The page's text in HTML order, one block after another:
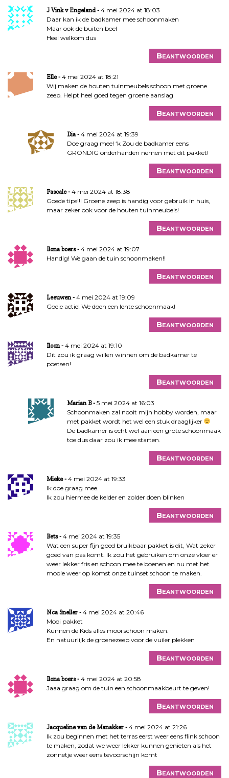
J Vink v Engeland
4 mei 2024 at 18:03
Daar kan ik de badkamer mee schoonmaken
Maar ook de buiten boel
Heel welkom dus
Beantwoorden
Elle
4 mei 2024 at 18:21
Wij maken de houten tuinmeubels schoon met groene
zeep. Helpt heel goed tegen groene aanslag
Beantwoorden
Dia
4 mei 2024 at 19:39
Doe graag mee! ‘k Zou de badkamer eens
GRONDIG onderhanden nemen met dit pakket!
Beantwoorden
Pascale
4 mei 2024 at 18:38
Goede tips!!! Groene zeep is handig voor gebruik in huis,
maar zeker ook voor de houten tuinmeubels!
Beantwoorden
Ilona boers
4 mei 2024 at 19:07
Handig! We gaan de tuin schoonmaken!!
Beantwoorden
Leeuwen
4 mei 2024 at 19:09
Goeie actie! We doen een lente schoonmaak!
Beantwoorden
Iloon
4 mei 2024 at 19:10
Dit zou ik graag willen winnen om de badkamer te
poetsen!
Beantwoorden
Marian B
5 mei 2024 at 16:03
Schoonmaken zal nooit mijn hobby worden, maar
met pakket wordt het wel een stuk draaglijker
De badkamer is echt wel aan een grote schoonmaak
toe dus daar zou ik mee starten.
Beantwoorden
Mieke
4 mei 2024 at 19:33
Ik doe graag mee.
Ik zou hiermee de kelder en zolder doen blinken
Beantwoorden
Bets
4 mei 2024 at 19:35
Wat een super fijn goed bruikbaar pakket is dit, Wat zeker
goed van pas komt. Ik zou het gebruiken om onze vloer er
weer lekker fris en schoon mee te boenen en nu met het
mooie weer op komst onze tuinset schoon te maken.
Beantwoorden
Nca Sneller
4 mei 2024 at 20:46
Mooi pakket
Kunnen de Kids alles mooi schoon maken.
En natuurlijk de groenezeep voor de vuiler plekken
Beantwoorden
Ilona boers
4 mei 2024 at 20:58
Jaaa graag om de tuin een schoonmaakbeurt te geven!
Beantwoorden
Jacqueline van de Manakker
4 mei 2024 at 21:26
Ik zou beginnen met het terras eerst weer eens flink schoon
te maken, zodat we weer lekker kunnen genieten als het
zonnetje weer eens tevoorschijn komt
Beantwoorden